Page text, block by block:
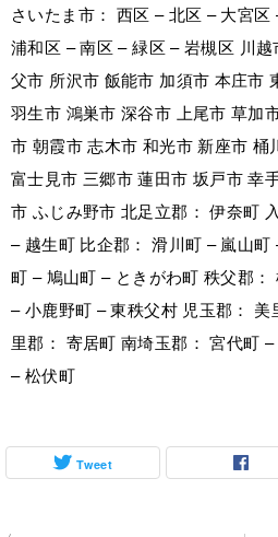
さいたま市： 西区 – 北区 – 大宮
浦和区 – 南区 – 緑区 – 岩槻区 川
父市 所沢市 飯能市 加須市 本庄市
羽生市 鴻巣市 深谷市 上尾市 草加
市 朝霞市 志木市 和光市 新座市 桶
富士見市 三郷市 蓮田市 坂戸市 幸
市 ふじみ野市 北足立郡： 伊奈町
– 越生町 比企郡： 滑川町 – 嵐山
町 – 鳩山町 – ときがわ町 秩父郡
– 小鹿野町 – 東秩父村 児玉郡：
里郡： 寄居町 南埼玉郡： 宮代町
– 松伏町
Tweet